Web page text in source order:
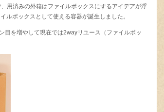
用済みの外箱はファイルボックスにするアイデアが浮
ルボックスとして使える容器が誕生しました。
目を増やして現在では2wayリユース（ファイルボッ